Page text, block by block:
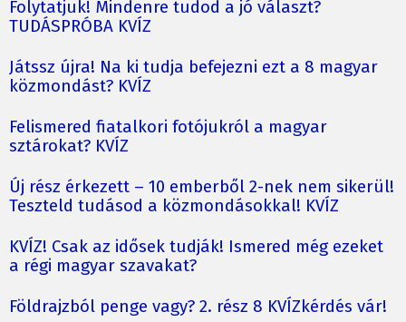
Folytatjuk! Mindenre tudod a jó választ?
TUDÁSPRÓBA KVÍZ
Játssz újra! Na ki tudja befejezni ezt a 8 magyar
közmondást? KVÍZ
Felismered fiatalkori fotójukról a magyar
sztárokat? KVÍZ
Új rész érkezett – 10 emberből 2-nek nem sikerül!
Teszteld tudásod a közmondásokkal! KVÍZ
KVÍZ! Csak az idősek tudják! Ismered még ezeket
a régi magyar szavakat?
Földrajzból penge vagy? 2. rész 8 KVÍZkérdés vár!